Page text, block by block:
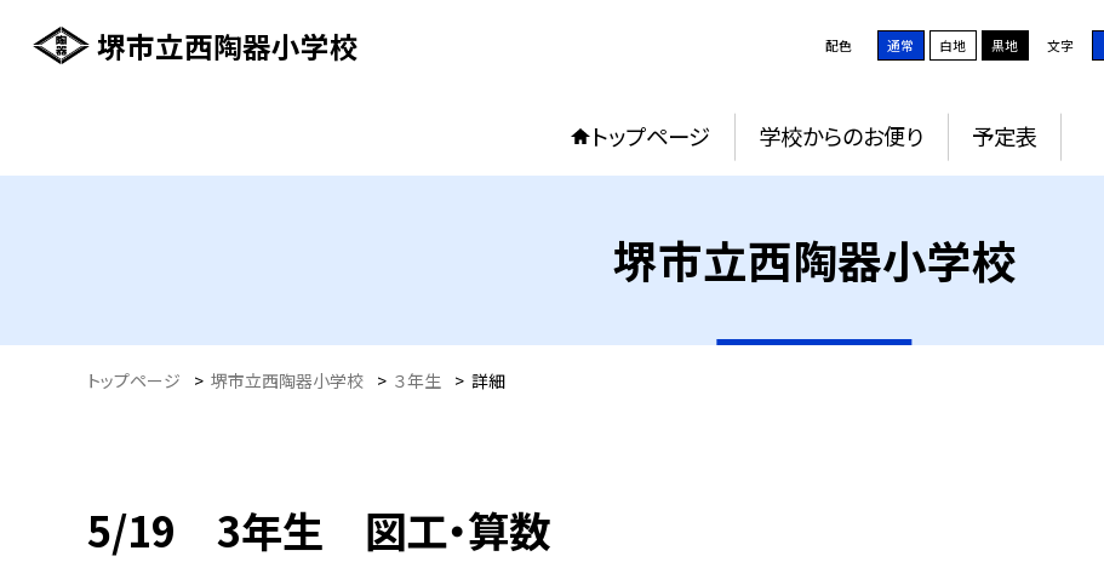
堺市立西陶器小学校 配色 通常 白地 黒地 文字
トップページ 学校からのお便り 予定表
堺市立西陶器小学校
トップページ > 堺市立西陶器小学校 > ３年生 > 詳細
5/19 3年生 図工・算数